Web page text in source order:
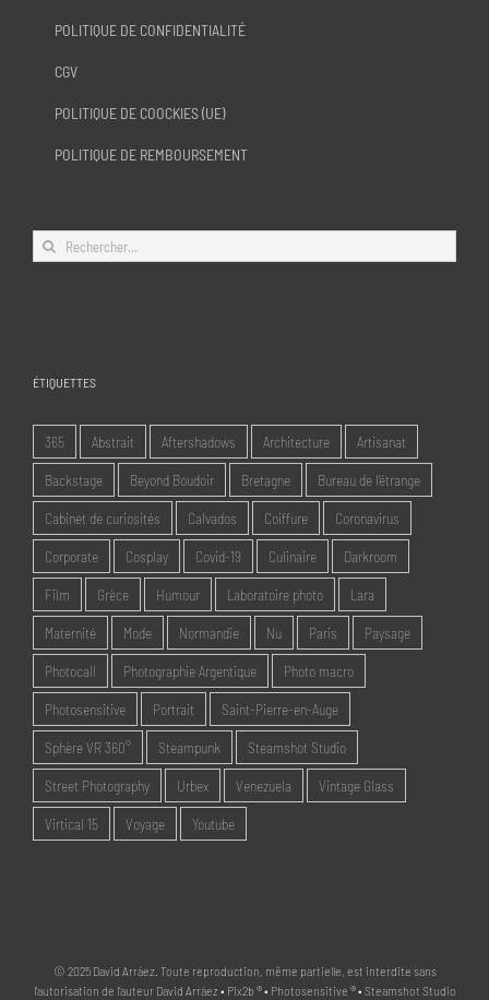
POLITIQUE DE CONFIDENTIALITÉ
CGV
POLITIQUE DE COOCKIES (UE)
POLITIQUE DE REMBOURSEMENT
Rechercher:
ÉTIQUETTES
365 Abstrait Aftershadows Architecture Artisanat
Backstage Beyond Boudoir Bretagne Bureau de l'étrange
Cabinet de curiosités Calvados Coiffure Coronavirus
Corporate Cosplay Covid-19 Culinaire Darkroom
Film Grèce Humour Laboratoire photo Lara
Maternité Mode Normandie Nu Paris Paysage
Photocall Photographie Argentique Photo macro
Photosensitive Portrait Saint-Pierre-en-Auge
Sphère VR 360° Steampunk Steamshot Studio
Street Photography Urbex Venezuela Vintage Glass
Virtical 15 Voyage Youtube
© 2025 David Arráez. Toute reproduction, même partielle, est interdite sans
l'autorisation de l'auteur David Arráez • Pix2b ® • Photosensitive ® • Steamshot Studio